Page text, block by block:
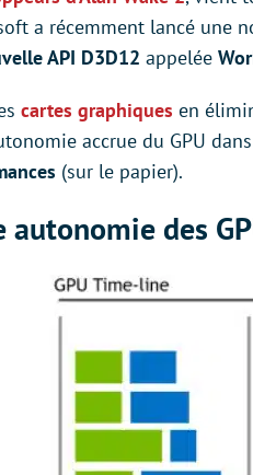
a récemment lancé une
API D3D12 appelée
cartes graphiques en
accrue du GPU
(sur le papier).
des